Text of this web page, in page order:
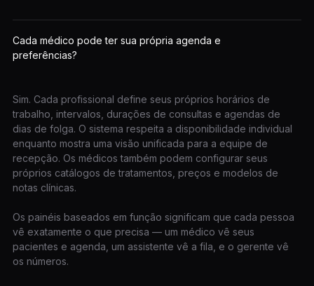
Cada médico pode ter sua própria agenda e
preferências?
Sim. Cada profissional define seus próprios horários de
trabalho, intervalos, durações de consultas e agendas de
dias de folga. O sistema respeita a disponibilidade individual
enquanto mostra uma visão unificada para a equipe de
recepção. Os médicos também podem configurar seus
próprios catálogos de tratamentos, preços e modelos de
notas clínicas.
Os painéis baseados em função significam que cada pessoa
vê exatamente o que precisa — um médico vê seus
pacientes e agenda, um assistente vê a fila, e o gerente vê
os números.